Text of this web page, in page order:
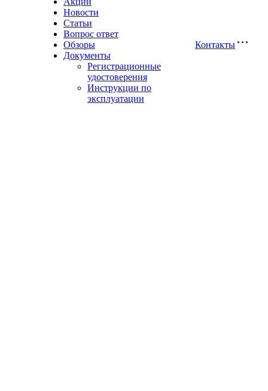
Новости
Статьи
Вопрос ответ
Обзоры
Документы
Регистрационные
удостоверения
Инструкции по
эксплуатации
Контакты